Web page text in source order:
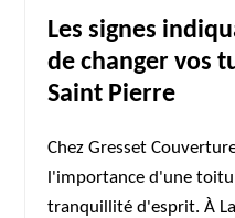
Les signes
de changer vos
Saint Pierre
Chez Gresset
l'importance d'une
tranquillité d'esprit. À